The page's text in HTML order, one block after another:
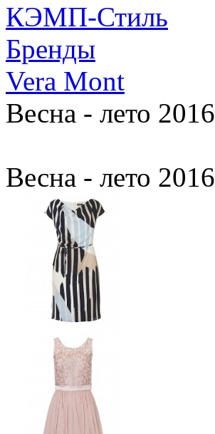
КЭМП-Стиль
Бренды
Vera Mont
Весна - лето 2016
Весна - лето 2016